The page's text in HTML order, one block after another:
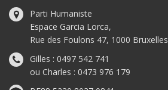
Parti Humaniste
Espace Garcia Lorca,
Rue des Foulons 47, 1000 Bruxelles
Gilles : 0497 542 741
ou Charles : 0473 976 179